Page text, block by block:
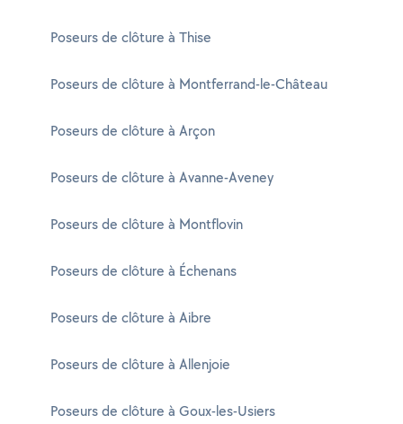
Poseurs de clôture à Thise
Poseurs de clôture à Montferrand-le-Château
Poseurs de clôture à Arçon
Poseurs de clôture à Avanne-Aveney
Poseurs de clôture à Montflovin
Poseurs de clôture à Échenans
Poseurs de clôture à Aibre
Poseurs de clôture à Allenjoie
Poseurs de clôture à Goux-les-Usiers